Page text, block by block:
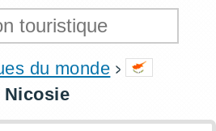
du monde
Nicosie